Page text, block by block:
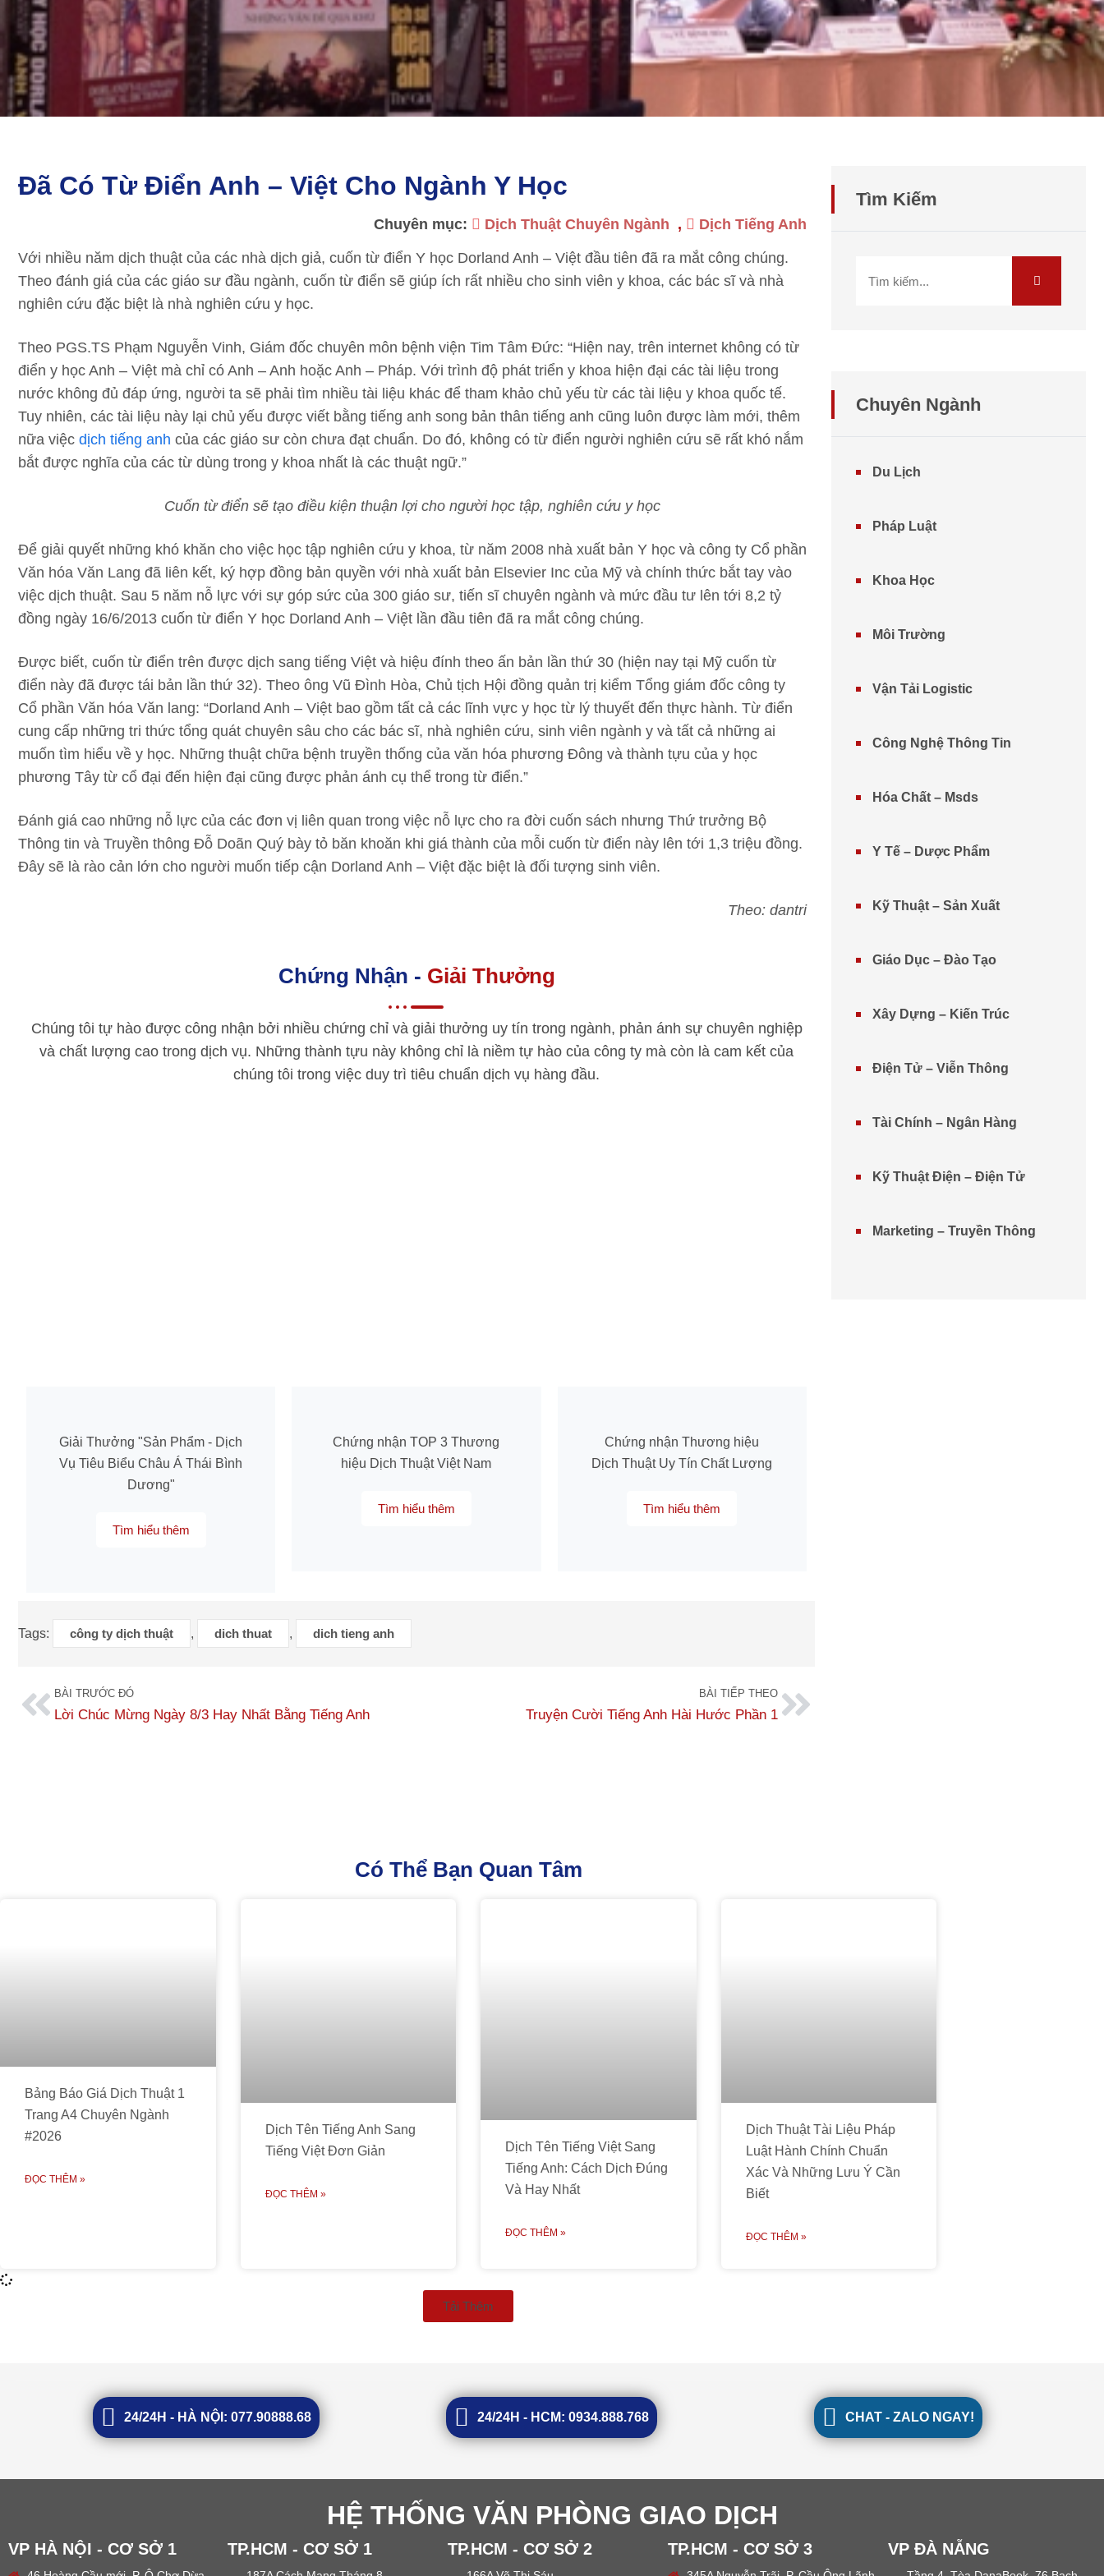
Đã Có Từ Điển Anh – Việt Cho Ngành Y Học
Chuyên mục: Dịch Thuật Chuyên Ngành , Dịch Tiếng Anh
Với nhiều năm dịch thuật của các nhà dịch giả, cuốn từ điển Y học Dorland Anh – Việt đầu tiên đã ra mắt công chúng.
Theo đánh giá của các giáo sư đầu ngành, cuốn từ điển sẽ giúp ích rất nhiều cho sinh viên y khoa, các bác sĩ và nhà
nghiên cứu đặc biệt là nhà nghiên cứu y học.
Theo PGS.TS Phạm Nguyễn Vinh, Giám đốc chuyên môn bệnh viện Tim Tâm Đức: “Hiện nay, trên internet không có từ
điển y học Anh – Việt mà chỉ có Anh – Anh hoặc Anh – Pháp. Với trình độ phát triển y khoa hiện đại các tài liệu trong
nước không đủ đáp ứng, người ta sẽ phải tìm nhiều tài liệu khác để tham khảo chủ yếu từ các tài liệu y khoa quốc tế.
Tuy nhiên, các tài liệu này lại chủ yếu được viết bằng tiếng anh song bản thân tiếng anh cũng luôn được làm mới, thêm
nữa việc dịch tiếng anh của các giáo sư còn chưa đạt chuẩn. Do đó, không có từ điển người nghiên cứu sẽ rất khó nắm
bắt được nghĩa của các từ dùng trong y khoa nhất là các thuật ngữ.”
Cuốn từ điển sẽ tạo điều kiện thuận lợi cho người học tập, nghiên cứu y học
Để giải quyết những khó khăn cho việc học tập nghiên cứu y khoa, từ năm 2008 nhà xuất bản Y học và công ty Cổ phần
Văn hóa Văn Lang đã liên kết, ký hợp đồng bản quyền với nhà xuất bản Elsevier Inc của Mỹ và chính thức bắt tay vào
việc dịch thuật. Sau 5 năm nỗ lực với sự góp sức của 300 giáo sư, tiến sĩ chuyên ngành và mức đầu tư lên tới 8,2 tỷ
đồng ngày 16/6/2013 cuốn từ điển Y học Dorland Anh – Việt lần đầu tiên đã ra mắt công chúng.
Được biết, cuốn từ điển trên được dịch sang tiếng Việt và hiệu đính theo ấn bản lần thứ 30 (hiện nay tại Mỹ cuốn từ
điển này đã được tái bản lần thứ 32). Theo ông Vũ Đình Hòa, Chủ tịch Hội đồng quản trị kiểm Tổng giám đốc công ty
Cổ phần Văn hóa Văn lang: “Dorland Anh – Việt bao gồm tất cả các lĩnh vực y học từ lý thuyết đến thực hành. Từ điển
cung cấp những tri thức tổng quát chuyên sâu cho các bác sĩ, nhà nghiên cứu, sinh viên ngành y và tất cả những ai
muốn tìm hiểu về y học. Những thuật chữa bệnh truyền thống của văn hóa phương Đông và thành tựu của y học
phương Tây từ cổ đại đến hiện đại cũng được phản ánh cụ thể trong từ điển.”
Đánh giá cao những nỗ lực của các đơn vị liên quan trong việc nỗ lực cho ra đời cuốn sách nhưng Thứ trưởng Bộ
Thông tin và Truyền thông Đỗ Doãn Quý bày tỏ băn khoăn khi giá thành của mỗi cuốn từ điển này lên tới 1,3 triệu đồng.
Đây sẽ là rào cản lớn cho người muốn tiếp cận Dorland Anh – Việt đặc biệt là đối tượng sinh viên.
Theo: dantri
Chứng Nhận - Giải Thưởng
Chúng tôi tự hào được công nhận bởi nhiều chứng chỉ và giải thưởng uy tín trong ngành, phản ánh sự chuyên nghiệp
và chất lượng cao trong dịch vụ. Những thành tựu này không chỉ là niềm tự hào của công ty mà còn là cam kết của
chúng tôi trong việc duy trì tiêu chuẩn dịch vụ hàng đầu.
Giải Thưởng "Sản Phẩm - Dịch
Vụ Tiêu Biểu Châu Á Thái Bình
Dương"
Tìm hiểu thêm
Chứng nhận TOP 3 Thương
hiệu Dịch Thuật Việt Nam
Tìm hiểu thêm
Chứng nhận Thương hiệu
Dịch Thuật Uy Tín Chất Lượng
Tìm hiểu thêm
Tags: công ty dịch thuật , dich thuat , dich tieng anh
BÀI TRƯỚC ĐÓ
Lời Chúc Mừng Ngày 8/3 Hay Nhất Bằng Tiếng Anh
BÀI TIẾP THEO
Truyện Cười Tiếng Anh Hài Hước Phần 1
Tìm Kiếm
Chuyên Ngành
Du Lịch
Pháp Luật
Khoa Học
Môi Trường
Vận Tải Logistic
Công Nghệ Thông Tin
Hóa Chất – Msds
Y Tế – Dược Phẩm
Kỹ Thuật – Sản Xuất
Giáo Dục – Đào Tạo
Xây Dựng – Kiến Trúc
Điện Tử – Viễn Thông
Tài Chính – Ngân Hàng
Kỹ Thuật Điện – Điện Tử
Marketing – Truyền Thông
Có Thể Bạn Quan Tâm
Bảng Báo Giá Dịch Thuật 1
Trang A4 Chuyên Ngành
#2026
ĐỌC THÊM »
Dịch Tên Tiếng Anh Sang
Tiếng Việt Đơn Giản
ĐỌC THÊM »
Dịch Tên Tiếng Việt Sang
Tiếng Anh: Cách Dịch Đúng
Và Hay Nhất
ĐỌC THÊM »
Dịch Thuật Tài Liệu Pháp
Luật Hành Chính Chuẩn
Xác Và Những Lưu Ý Cần
Biết
ĐỌC THÊM »
Tải Thêm
24/24H - HÀ NỘI: 077.90888.68 24/24H - HCM: 0934.888.768 CHAT - ZALO NGAY!
HỆ THỐNG VĂN PHÒNG GIAO DỊCH
VP HÀ NỘI - CƠ SỞ 1 TP.HCM - CƠ SỞ 1 TP.HCM - CƠ SỞ 2 TP.HCM - CƠ SỞ 3 VP ĐÀ NẴNG